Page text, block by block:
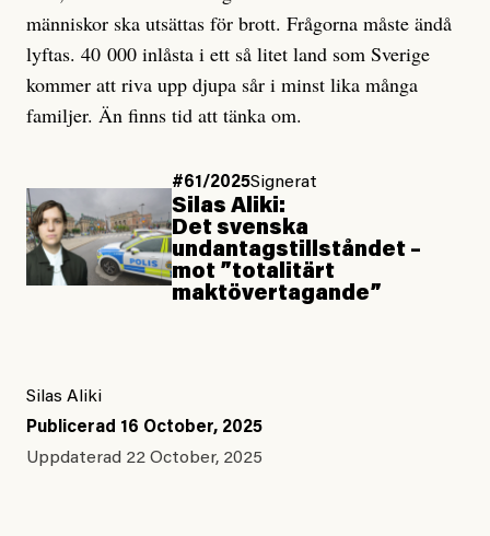
människor ska utsättas för brott. Frågorna måste ändå
lyftas. 40 000 inlåsta i ett så litet land som Sverige
kommer att riva upp djupa sår i minst lika många
familjer. Än finns tid att tänka om.
#61/2025Signerat
Silas Aliki:
Det svenska
undantagstillståndet –
mot ”totalitärt
maktövertagande”
Silas Aliki
Publicerad 16 October, 2025
Uppdaterad 22 October, 2025